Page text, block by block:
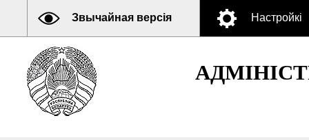
Звычайная версія Настройкі